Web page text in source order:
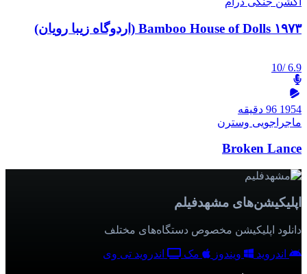
۱۹۷۳ Bamboo House of Dolls (اردوگاه زیبا رویان)
6.9
/10
1954 96 دقیقه
ماجراجویی وسترن
Broken Lance
اپلیکیشن‌های مشهدفیلم
دانلود اپلیکیشن مخصوص دستگاه‌های مختلف
اندروید ویندوز مک اندروید تی وی